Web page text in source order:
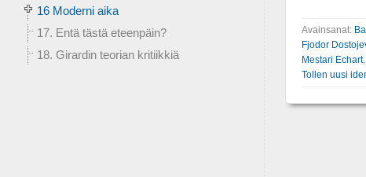
Avainsanat:
Fjodor
Mestari Echart,
Tollen uusi
16 Moderni aika
17. Entä tästä eteenpäin?
18. Girardin teorian kritiikkiä